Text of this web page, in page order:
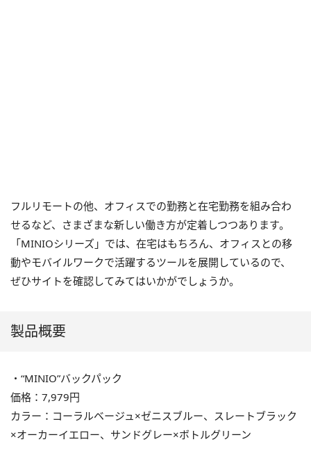
フルリモートの他、オフィスでの勤務と在宅勤務を組み合わ
せるなど、さまざまな新しい働き方が定着しつつあります。
「MINIOシリーズ」では、在宅はもちろん、オフィスとの移
動やモバイルワークで活躍するツールを展開しているので、
ぜひサイトを確認してみてはいかがでしょうか。
製品概要
・“MINIO”バックパック
価格：7,979円
カラー：コーラルベージュ×ゼニスブルー、スレートブラック
×オーカーイエロー、サンドグレー×ボトルグリーン